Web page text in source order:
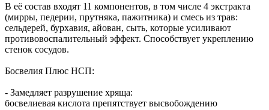
В её состав входят 11 компонентов, в том числе 4 экстракта
(мирры, педерии, прутняка, пажитника) и смесь из трав:
сельдерей, бурхавия, айован, сыть, которые усиливают
противовоспалительный эффект. Способствует укреплению
стенок сосудов.
Босвелия Плюс НСП:
- Замедляет разрушение хряща:
босвелиевая кислота препятствует высвобождению